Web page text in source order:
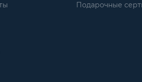
Подарочные